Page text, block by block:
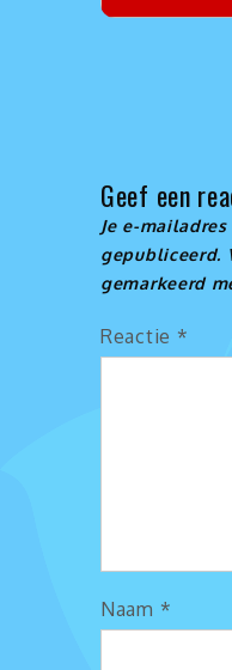
Geef een
Je e-
gepubliceerd.
gemarkeerd
Reactie *
Naam *